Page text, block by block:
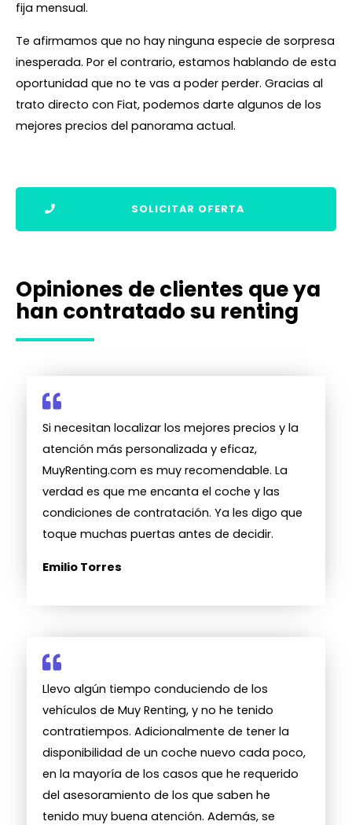
fija mensual.
Te afirmamos que no hay ninguna especie de sorpresa
inesperada. Por el contrario, estamos hablando de esta
oportunidad que no te vas a poder perder. Gracias al
trato directo con Fiat, podemos darte algunos de los
mejores precios del panorama actual.
SOLICITAR OFERTA
Opiniones de clientes que ya
han contratado su renting
Si necesitan localizar los mejores precios y la
atención más personalizada y eficaz,
MuyRenting.com es muy recomendable. La
verdad es que me encanta el coche y las
condiciones de contratación. Ya les digo que
toque muchas puertas antes de decidir.
Emilio Torres
Llevo algún tiempo conduciendo de los
vehículos de Muy Renting, y no he tenido
contratiempos. Adicionalmente de tener la
disponibilidad de un coche nuevo cada poco,
en la mayoría de los casos que he requerido
del asesoramiento de los que saben he
tenido muy buena atención. Además, se